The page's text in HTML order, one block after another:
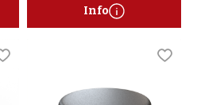
Info
Lägg till i favoriter